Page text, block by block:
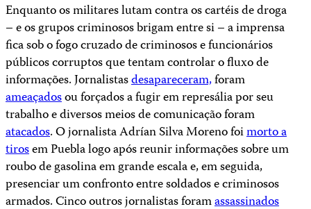
Enquanto os militares lutam contra os cartéis de droga
– e os grupos criminosos brigam entre si – a imprensa
fica sob o fogo cruzado de criminosos e funcionários
públicos corruptos que tentam controlar o fluxo de
informações. Jornalistasdesapareceram,foram
ameaçadosou forçados a fugir em represália por seu
trabalho e diversos meios de comunicação foram
atacados. O jornalista Adrían Silva Moreno foimorto a
tirosem Puebla logo após reunir informações sobre um
roubo de gasolina em grande escala e, em seguida,
presenciar um confronto entre soldados e criminosos
armados. Cinco outros jornalistas foramassassinados